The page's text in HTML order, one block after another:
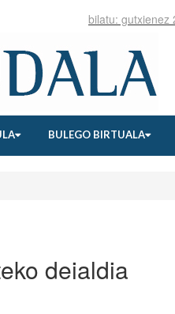
BULEGO BIRTUALA
deialdia